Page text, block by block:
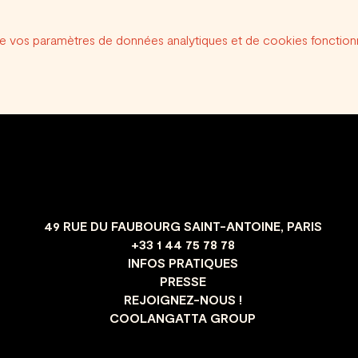
vos paramètres de données analytiques et de cookies
49 RUE DU FAUBOURG SAINT-ANTOINE, PARIS
+33 1 44 75 78 78
INFOS PRATIQUES
PRESSE
REJOIGNEZ-NOUS !
COOLANGATTA GROUP